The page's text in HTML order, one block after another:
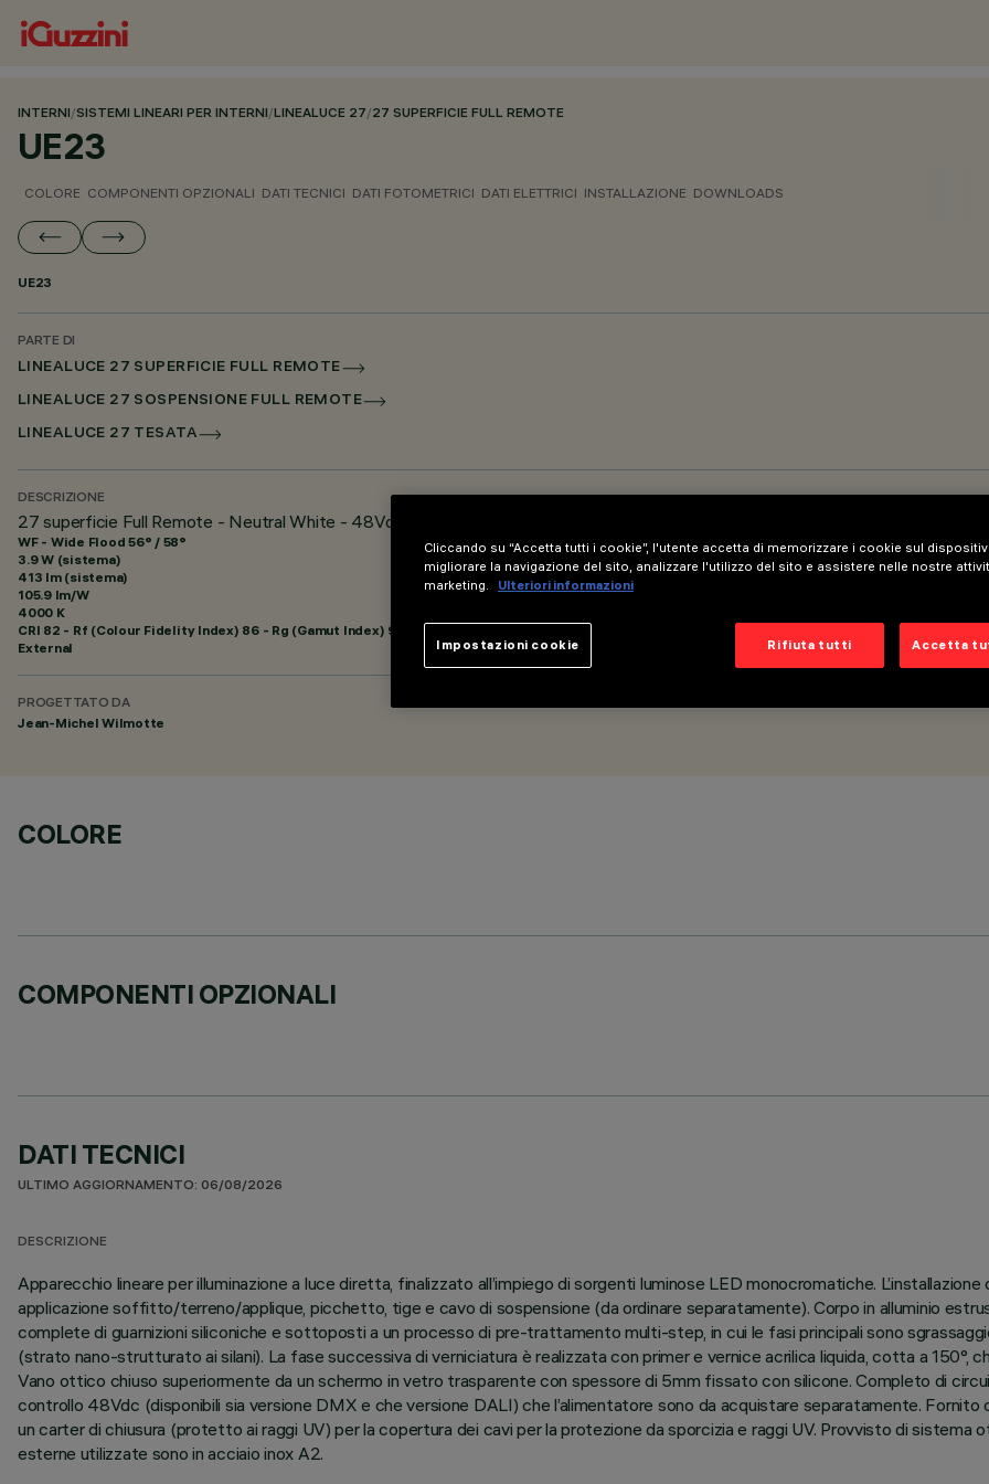
INTERNI/SISTEMI LINEARI PER INTERNI/LINEALUCE 27/27 SUPERFICIE FULL REMOTE
UE23
COLORE COMPONENTI OPZIONALI DATI TECNICI DATI FOTOMETRICI DATI ELETTRICI INSTALLAZIONE DOWNLOADS
UE23
PARTE DI
LINEALUCE 27 SUPERFICIE FULL REMOTE
LINEALUCE 27 SOSPENSIONE FULL REMOTE
LINEALUCE 27 TESATA
DESCRIZIONE
27 superficie Full Remote - Neutral White - 48Vdc - L=329mm - Ottica Wide Flood
WF - Wide Flood 56° / 58°
3.9 W (sistema)
413 lm (sistema)
105.9 lm/W
4000 K
CRI 82 - Rf (Colour Fidelity Index) 86 - Rg (Gamut Index) 95
External
PROGETTATO DA
Jean-Michel Wilmotte
COLORE
COMPONENTI OPZIONALI
DATI TECNICI
ULTIMO AGGIORNAMENTO: 06/08/2026
DESCRIZIONE
Apparecchio lineare per illuminazione a luce diretta, finalizzato all’impiego di sorgenti luminose LED monocromatiche.
applicazione soffitto/terreno/applique, picchetto, tige e cavo di sospensione (da ordinare separatamente). Corpo in alluminio
complete di guarnizioni siliconiche e sottoposti a un processo di pre-trattamento multi-step, in cui le fasi principali sono
(strato nano-strutturato ai silani). La fase successiva di verniciatura è realizzata con primer e vernice acrilica liquida, cotta a 150°,
Vano ottico chiuso superiormente da un schermo in vetro trasparente con spessore di 5mm fissato con silicone. Completo di
controllo 48Vdc (disponibili sia versione DMX e che versione DALI) che l’alimentatore sono da acquistare separatamente.
un carter di chiusura (protetto ai raggi UV) per la copertura dei cavi per la protezione da sporcizia e raggi UV. Provvisto di
esterne utilizzate sono in acciaio inox A2.
Cliccando su “Accetta tutti i cookie”, l'utente accetta di memorizzare i cookie sul
migliorare la navigazione del sito, analizzare l'utilizzo del sito e assistere nelle nostre
marketing.
Ulteriori informazioni
Rifiuta tutti Accetta
Impostazioni cookie